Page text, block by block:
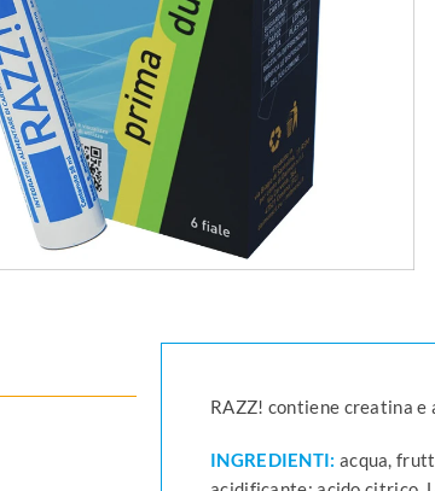
RAZZ! contiene creatina e
INGREDIENTI: acqua,